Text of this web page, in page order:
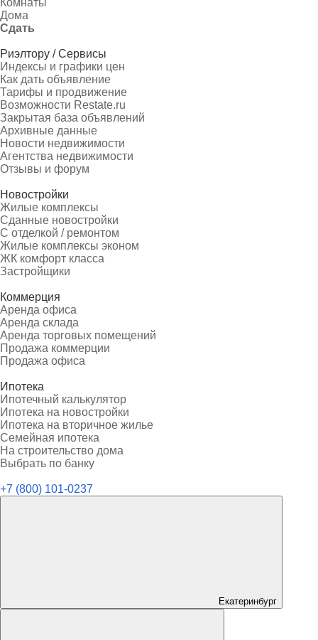
Комнаты
Дома
Сдать
Риэлтору / Сервисы
Индексы и графики цен
Как дать объявление
Тарифы и продвижение
Возможности Restate.ru
Закрытая база объявлений
Архивные данные
Новости недвижимости
Агентства недвижимости
Отзывы и форум
Новостройки
Жилые комплексы
Сданные новостройки
С отделкой / ремонтом
Жилые комплексы эконом
ЖК комфорт класса
Застройщики
Коммерция
Аренда офиса
Аренда склада
Аренда торговых помещений
Продажа коммерции
Продажа офиса
Ипотека
Ипотечный калькулятор
Ипотека на новостройки
Ипотека на вторичное жилье
Семейная ипотека
На строительство дома
Выбрать по банку
+7 (800) 101-0237
Екатеринбург